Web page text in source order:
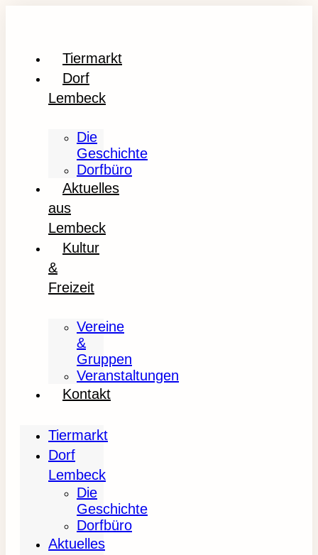
Tiermarkt
Dorf
Lembeck
Die
Geschichte
Dorfbüro
Aktuelles
aus
Lembeck
Kultur
&
Freizeit
Vereine
&
Gruppen
Veranstaltungen
Kontakt
Tiermarkt
Dorf
Lembeck
Die
Geschichte
Dorfbüro
Aktuelles